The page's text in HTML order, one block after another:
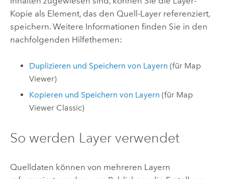
Kopie als Element, das den Quell-Layer referenziert,
speichern. Weitere Informationen finden Sie in den
nachfolgenden Hilfethemen:
Duplizieren und Speichern von Layern (für Map
Viewer)
Kopieren und Speichern von Layern (für Map
Viewer Classic)
So werden Layer verwendet
Quelldaten können von mehreren Layern